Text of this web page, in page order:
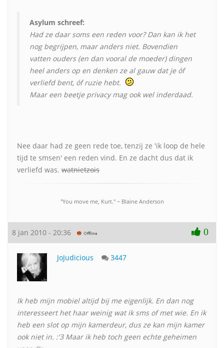
Asylum schreef:
Had ze daar soms een reden voor? Dan kan ik het
nog begrijpen, maar anders niet. Bovendien
vatten ouders (en dan vooral de moeder) dingen
heel anders op en denken ze al gauw dat je óf
verliefd bent, óf ruzie hebt.
Maar een beetje privacy mag ook wel inderdaad.
Nee daar had ze geen rede toe, tenzij ze 'ik loop de hele
tijd te smsen' een reden vind. En ze dacht dus dat ik
verliefd was. watnietzois
"You move me, Kurt." ~ Blaine Anderson
8 jan 2010 - 20:36 0
JoJudicious 3447
Ik heb mijn mobiel altijd bij me eigenlijk. En dan nog
interesseert het haar weinig wat ik sms of met wie. En ik
heb een slot op mijn kamerdeur, dus ze kan mijn kamer
ook niet in. :'3 Maar ik heb toch geen echte geheimen